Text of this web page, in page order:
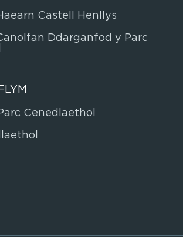
Castell Henllys
Ddarganfod y Parc
Cenedlaethol